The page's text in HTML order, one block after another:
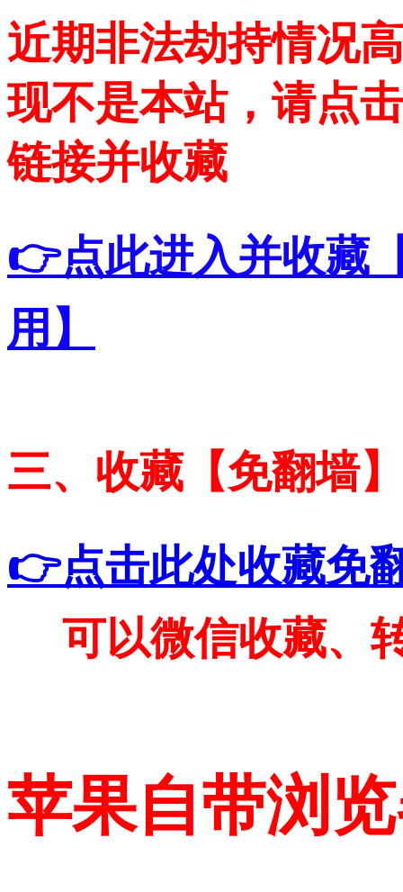
近期非法劫持情况
现不是本站，请点
链接并收藏
👉点此进入并收藏
用】
三、收藏【免翻墙
👉点击此处收藏免
可以微信收藏、
苹果自带浏